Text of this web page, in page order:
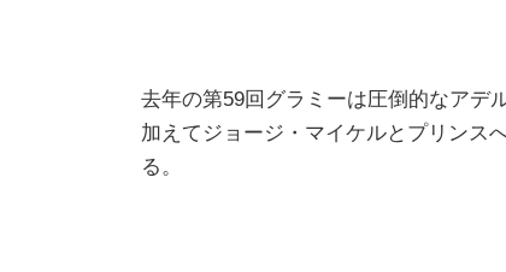
去年の第59回グラミーは圧倒的なアデ
加えてジョージ・マイケルとプリンス
る。